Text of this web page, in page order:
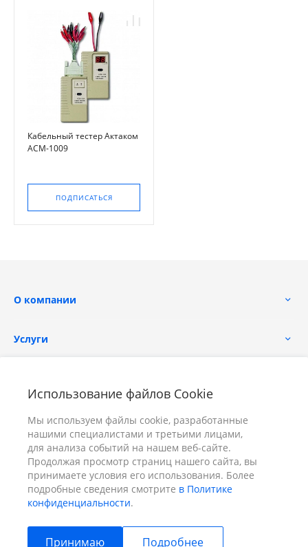
Использование файлов Cookie
Мы используем файлы cookie, разработанные
нашими специалистами и третьими лицами,
для анализа событий на нашем веб-сайте.
Продолжая просмотр страниц нашего сайта, вы
принимаете условия его использования. Более
подробные сведения смотрите в Политике
конфиденциальности.
Принимаю Подробнее
Кабельный тестер Актаком
АСМ-1009
ПОДПИСАТЬСЯ
О компании
Услуги
+7 (391) 298-00-11 Заказать звонок